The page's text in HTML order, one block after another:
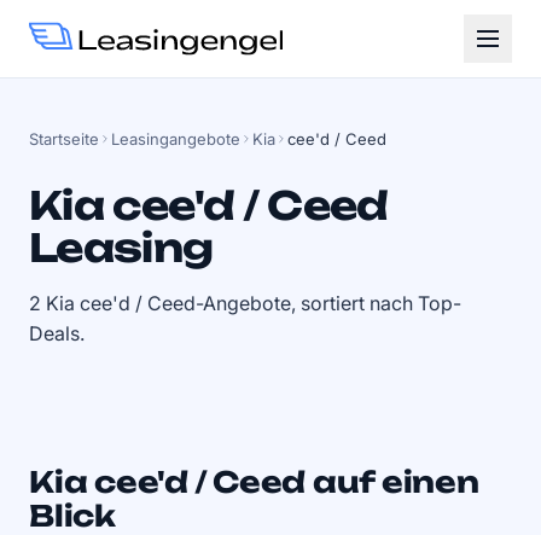
Startseite Leasingangebote Kia cee'd / Ceed
Kia cee'd / Ceed
Leasing
2 Kia cee'd / Ceed-Angebote, sortiert nach Top-
Deals.
Kia cee'd / Ceed auf einen
Blick